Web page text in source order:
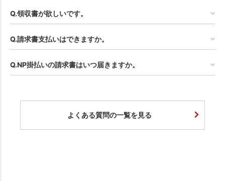
Q.領収書が欲しいです。
Q.請求書支払いはできますか。
Q.NP掛払いの請求書はいつ届きますか。
よくある質問の一覧を見る